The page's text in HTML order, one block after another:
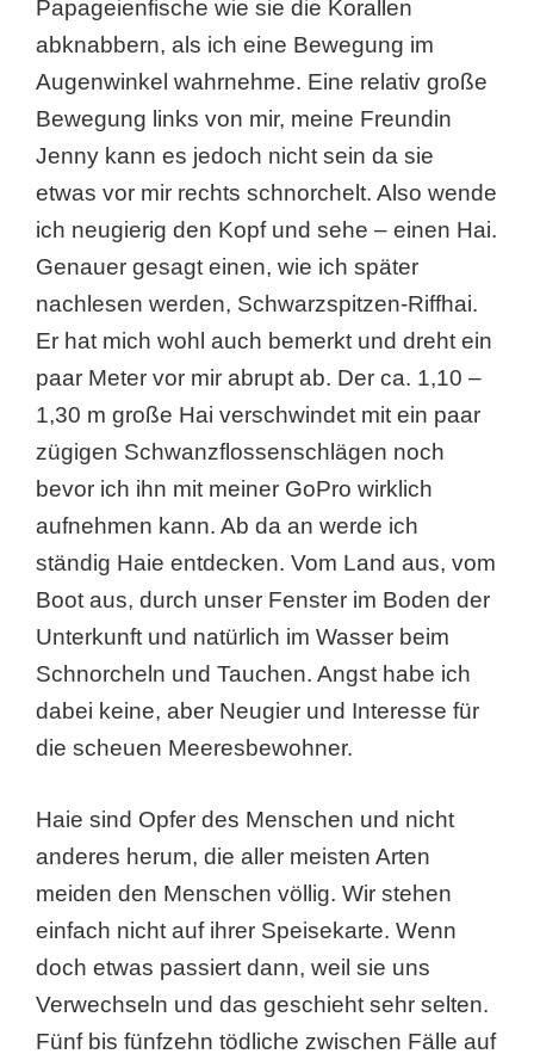
Papageienfische wie sie die Korallen
abknabbern, als ich eine Bewegung im
Augenwinkel wahrnehme. Eine relativ große
Bewegung links von mir, meine Freundin
Jenny kann es jedoch nicht sein da sie
etwas vor mir rechts schnorchelt. Also wende
ich neugierig den Kopf und sehe – einen Hai.
Genauer gesagt einen, wie ich später
nachlesen werden, Schwarzspitzen-Riffhai.
Er hat mich wohl auch bemerkt und dreht ein
paar Meter vor mir abrupt ab. Der ca. 1,10 –
1,30 m große Hai verschwindet mit ein paar
zügigen Schwanzflossenschlägen noch
bevor ich ihn mit meiner GoPro wirklich
aufnehmen kann. Ab da an werde ich
ständig Haie entdecken. Vom Land aus, vom
Boot aus, durch unser Fenster im Boden der
Unterkunft und natürlich im Wasser beim
Schnorcheln und Tauchen. Angst habe ich
dabei keine, aber Neugier und Interesse für
die scheuen Meeresbewohner.
Haie sind Opfer des Menschen und nicht
anderes herum, die aller meisten Arten
meiden den Menschen völlig. Wir stehen
einfach nicht auf ihrer Speisekarte. Wenn
doch etwas passiert dann, weil sie uns
Verwechseln und das geschieht sehr selten.
Fünf bis fünfzehn tödliche zwischen Fälle auf